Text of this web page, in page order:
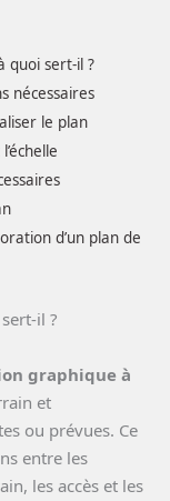
quoi sert-il ?
nécessaires
le plan
d’un plan de
il ?
graphique à
et
ou prévues. Ce
entre les
les accès et les